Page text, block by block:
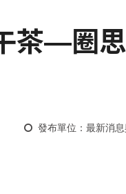
茶—圈
發布單位：最新消